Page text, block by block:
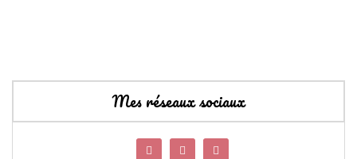
Mes réseaux sociaux